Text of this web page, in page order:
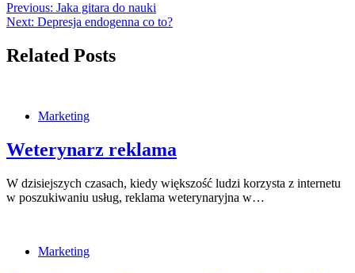
Previous: Jaka gitara do nauki
Next: Depresja endogenna co to?
Related Posts
Marketing
Weterynarz reklama
W dzisiejszych czasach, kiedy większość ludzi korzysta z internetu
w poszukiwaniu usług, reklama weterynaryjna w…
Marketing